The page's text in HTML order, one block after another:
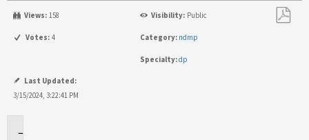
Views: 158 Visibility: Public
Votes: 4 Category: ndmp
Specialty:dp
Last Updated:
3/15/2024, 3:22:41 PM